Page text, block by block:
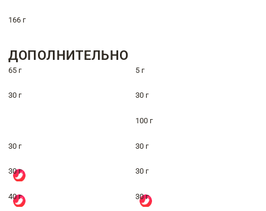
166 г
ДОПОЛНИТЕЛЬНО
65 г 5 г
30 г 30 г
100 г
30 г 30 г
30 г 30 г
40 г 30 г